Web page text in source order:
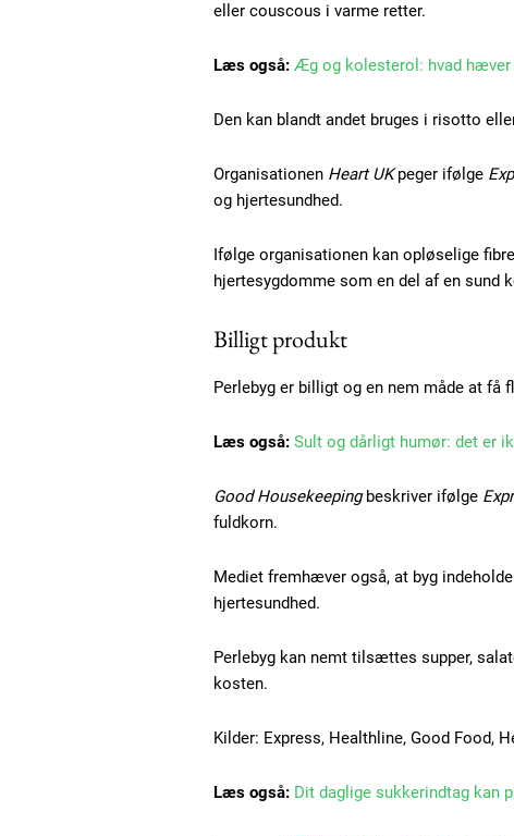
Gratis / forever
Etiam est nibh, lobortis sit
Ut mollis pellentesque tortor
Donec quis est ac felis
eller couscous i varme retter.
Læs også: Æg og kolesterol: hvad hæver
Den kan blandt andet bruges i risotto
Organisationen Heart UKpeger ifølge
og hjertesundhed.
Ifølge organisationen kan opløselige
hjertesygdomme som en del af en sund
Billigt produkt
Perlebyg er billigt og en nem måde at få
Læs også: Sult og dårligt humør: det er
Good Housekeepingbeskriver ifølge
fuldkorn.
Mediet fremhæver også, at byg
hjertesundhed.
Perlebyg kan nemt tilsættes supper,
kosten.
Kilder: Express, Healthline, Good Food,
Læs også: Dit daglige sukkerindtag kan